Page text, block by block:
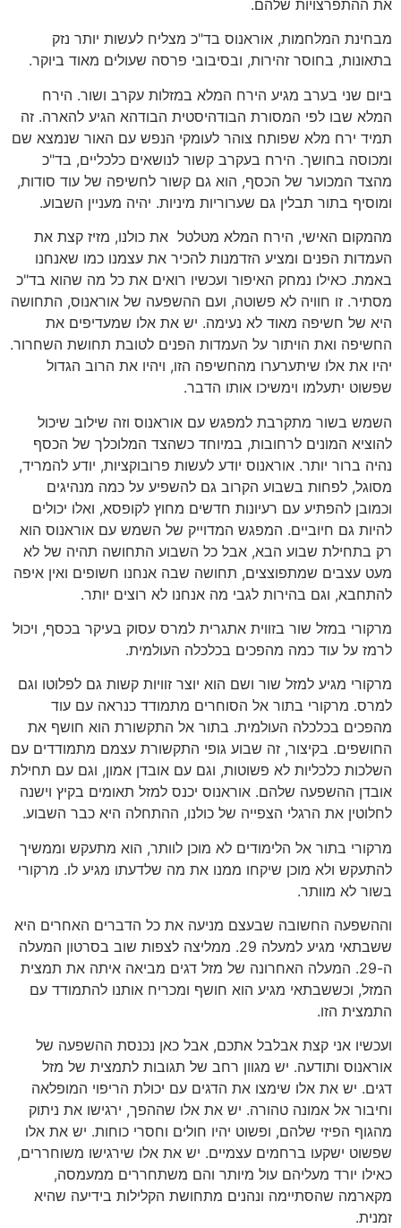
את ההתפרצויות שלהם.
מבחינת המלחמות, אוראנוס בד"כ מצליח לעשות יותר נזק
בתאונות, בחוסר זהירות, ובסיבובי פרסה שעולים מאוד ביוקר.
ביום שני בערב מגיע הירח המלא במזלות עקרב ושור. הירח
המלא שבו לפי המסורת הבודהיסטית הבודהא הגיע להארה. זה
תמיד ירח מלא שפותח צוהר לעומקי הנפש עם האור שנמצא שם
ומכוסה בחושך. הירח בעקרב קשור לנושאים כלכליים, בד"כ
מהצד המכוער של הכסף, הוא גם קשור לחשיפה של עוד סודות,
ומוסיף בתור תבלין גם שערוריות מיניות. יהיה מעניין השבוע.
מהמקום האישי, הירח המלא מטלטל את כולנו, מזיז קצת את
העמדות הפנים ומציע הזדמנות להכיר את עצמנו כמו שאנחנו
באמת. כאילו נמחק האיפור ועכשיו רואים את כל מה שהוא בד"כ
מסתיר. זו חוויה לא פשוטה, ועם ההשפעה של אוראנוס, התחושה
היא של חשיפה מאוד לא נעימה. יש את אלו שמעדיפים את
החשיפה ואת הויתור על העמדות הפנים לטובת תחושת השחרור.
יהיו את אלו שיתערערו מהחשיפה הזו, ויהיו את הרוב הגדול
שפשוט יתעלמו וימשיכו אותו הדבר.
השמש בשור מתקרבת למפגש עם אוראנוס וזה שילוב שיכול
להוציא המונים לרחובות, במיוחד כשהצד המלוכלך של הכסף
נהיה ברור יותר. אוראנוס יודע לעשות פרובוקציות, יודע להמריד,
מסוגל, לפחות בשבוע הקרוב גם להשפיע על כמה מנהיגים
וכמובן להפתיע עם רעיונות חדשים מחוץ לקופסא, ואלו יכולים
להיות גם חיוביים. המפגש המדוייק של השמש עם אוראנוס הוא
רק בתחילת שבוע הבא, אבל כל השבוע התחושה תהיה של לא
מעט עצבים שמתפוצצים, תחושה שבה אנחנו חשופים ואין איפה
להתחבא, וגם בהירות לגבי מה אנחנו לא רוצים יותר.
מרקורי במזל שור בזווית אתגרית למרס עסוק בעיקר בכסף, ויכול
לרמז על עוד כמה מהפכים בכלכלה העולמית.
מרקורי מגיע למזל שור ושם הוא יוצר זוויות קשות גם לפלוטו וגם
למרס. מרקורי בתור אל הסוחרים מתמודד כנראה עם עוד
מהפכים בכלכלה העולמית. בתור אל התקשורת הוא חושף את
החושפים. בקיצור, זה שבוע גופי התקשורת עצמם מתמודדים עם
השלכות כלכליות לא פשוטות, וגם עם אובדן אמון, וגם עם תחילת
אובדן ההשפעה שלהם. אוראנוס יכנס למזל תאומים בקיץ וישנה
לחלוטין את הרגלי הצפייה של כולנו, ההתחלה היא כבר השבוע.
מרקורי בתור אל הלימודים לא מוכן לוותר, הוא מתעקש וממשיך
להתעקש ולא מוכן שיקחו ממנו את מה שלדעתו מגיע לו. מרקורי
בשור לא מוותר.
וההשפעה החשובה שבעצם מניעה את כל הדברים האחרים היא
ששבתאי מגיע למעלה 29. ממליצה לצפות שוב בסרטון המעלה
ה-29. המעלה האחרונה של מזל דגים מביאה איתה את תמצית
המזל, וכששבתאי מגיע הוא חושף ומכריח אותנו להתמודד עם
התמצית הזו.
ועכשיו אני קצת אבלבל אתכם, אבל כאן נכנסת ההשפעה של
אוראנוס ותודעה. יש מגוון רחב של תגובות לתמצית של מזל
דגים. יש את אלו שימצו את הדגים עם יכולת הריפוי המופלאה
וחיבור אל אמונה טהורה. יש את אלו שההפך, ירגישו את ניתוק
מהגוף הפיזי שלהם, ופשוט יהיו חולים וחסרי כוחות. יש את אלו
שפשוט ישקעו ברחמים עצמיים. יש את אלו שירגישו משוחררים,
כאילו יורד מעליהם עול מיותר והם משתחררים ממעמסה,
מקארמה שהסתיימה ונהנים מתחושת הקלילות בידיעה שהיא
זמנית.